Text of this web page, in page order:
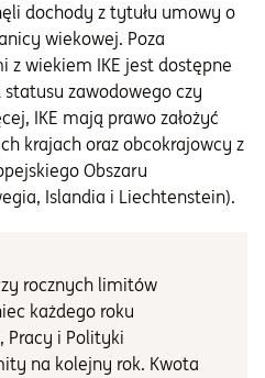
dochody z tytułu umowy o
wiekowej. Poza
z wiekiem IKE jest dostępne
zawodowego czy
IKE mają prawo założyć
krajach oraz obcokrajowcy z
Obszaru
Islandia i Liechtenstein).
rocznych limitów
każdego roku
Pracy i Polityki
na kolejny rok. Kwota